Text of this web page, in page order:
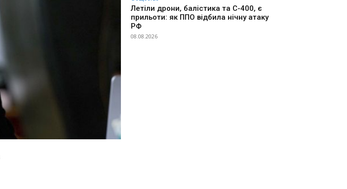
Летіли дрони, балістика та С-400, є
прильоти: як ППО відбила нічну атаку
РФ
08.08.2026